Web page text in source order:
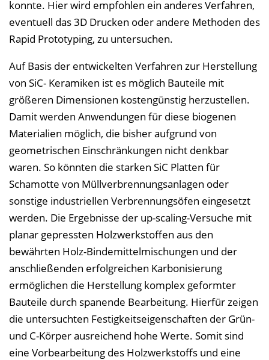
konnte. Hier wird empfohlen ein anderes Verfahren,
eventuell das 3D Drucken oder andere Methoden des
Rapid Prototyping, zu untersuchen.
Auf Basis der entwickelten Verfahren zur Herstellung
von SiC- Keramiken ist es möglich Bauteile mit
größeren Dimensionen kostengünstig herzustellen.
Damit werden Anwendungen für diese biogenen
Materialien möglich, die bisher aufgrund von
geometrischen Einschränkungen nicht denkbar
waren. So könnten die starken SiC Platten für
Schamotte von Müllverbrennungsanlagen oder
sonstige industriellen Verbrennungsöfen eingesetzt
werden. Die Ergebnisse der up-scaling-Versuche mit
planar gepressten Holzwerkstoffen aus den
bewährten Holz-Bindemittelmischungen und der
anschließenden erfolgreichen Karbonisierung
ermöglichen die Herstellung komplex geformter
Bauteile durch spanende Bearbeitung. Hierfür zeigen
die untersuchten Festigkeitseigenschaften der Grün-
und C-Körper ausreichend hohe Werte. Somit sind
eine Vorbearbeitung des Holzwerkstoffs und eine